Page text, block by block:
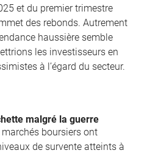
et du premier trimestre
des rebonds. Autrement
haussière semble
les investisseurs en
à l’égard du secteur.
malgré la guerre
boursiers ont
de survente atteints à